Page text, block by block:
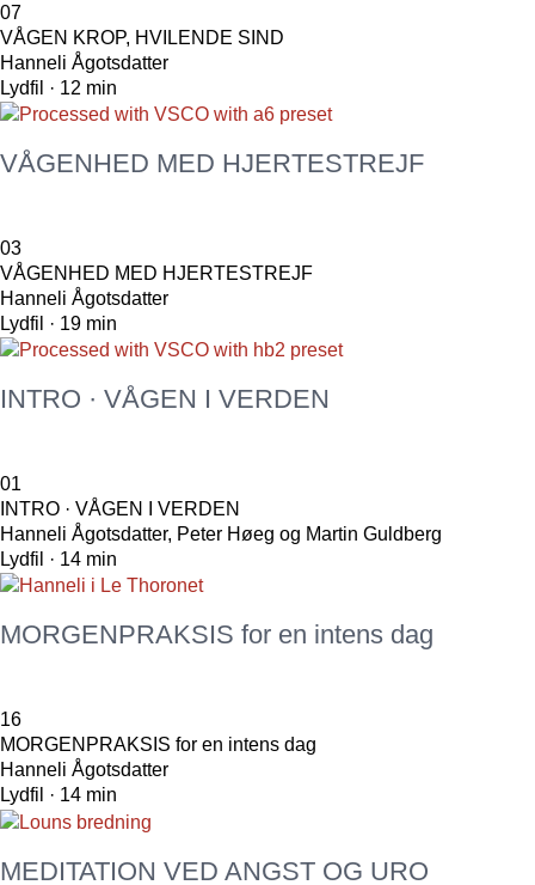
07
VÅGEN KROP, HVILENDE SIND
Hanneli Ågotsdatter
Lydfil · 12 min
VÅGENHED MED HJERTESTREJF
03
VÅGENHED MED HJERTESTREJF
Hanneli Ågotsdatter
Lydfil · 19 min
INTRO · VÅGEN I VERDEN
01
INTRO · VÅGEN I VERDEN
Hanneli Ågotsdatter, Peter Høeg og Martin Guldberg
Lydfil · 14 min
MORGENPRAKSIS for en intens dag
16
MORGENPRAKSIS for en intens dag
Hanneli Ågotsdatter
Lydfil · 14 min
MEDITATION VED ANGST OG URO